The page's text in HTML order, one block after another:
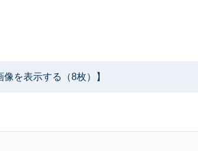
を表示する（8枚）】